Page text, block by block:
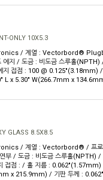
ONLY 10X5.3
/ 계열 : Vectorbord®
에지 / 도금 : 비도금 스루홀
지 접점 : 100 @ 0.125"(3.18mm)
L x 5.30" W(266.7mm x
GLASS 8.5X8.5
/ 계열 : Vectorbord® / 프로
연부 / 도금 : 비도금 스루홀(NPTH)
접점 : / 홀 지름 :
x 215.9mm) / 기판 두께 :